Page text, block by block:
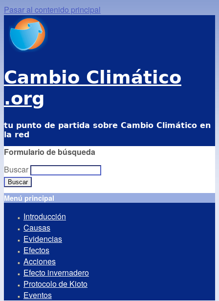
Pasar al contenido principal
Cambio Climático
.org
tu punto de partida sobre Cambio Climático en
la red
Formulario de búsqueda
Buscar
Menú principal
Introducción
Causas
Evidencias
Efectos
Acciones
Efecto invernadero
Protocolo de Kioto
Eventos